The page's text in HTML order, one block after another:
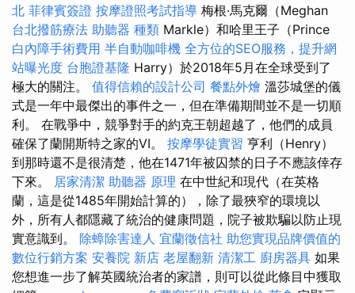
北 菲律賓簽證 按摩證照考試指導 梅根·馬克爾（Meghan
台北撥筋療法 助聽器 種類 Markle）和哈里王子（Prince
白內障手術費用 半自動咖啡機 全方位的SEO服務，提升網
站曝光度 台胞證基隆 Harry）於2018年5月在全球受到了
極大的關注。 值得信賴的設計公司 餐點外燴 溫莎城堡的儀
式是一年中最傑出的事件之一，但在準備期間並不是一切順
利。 在戰爭中，競爭對手的約克王朝超越了，他們的成員
確保了蘭開斯特之家的VI。 按摩學徒實習 亨利（Henry）
到那時還不是很清楚，他在1471年被囚禁的日子不應該倖存
下來。 居家清潔 助聽器 原理 在中世紀和現代（在英格
蘭，這是從1485年開始計算的），除了最狹窄的環境以
外，所有人都隱藏了統治的健康問題，院子被欺騙以防止現
實意識到。 除蟑除害達人 宜蘭徵信社 助您實現品牌價值的
數位行銷方案 安養院 新店 老屋翻新 清潔工 廚房器具 如果
您想進一步了解英國統治者的家譜，則可以從此條目中獲取